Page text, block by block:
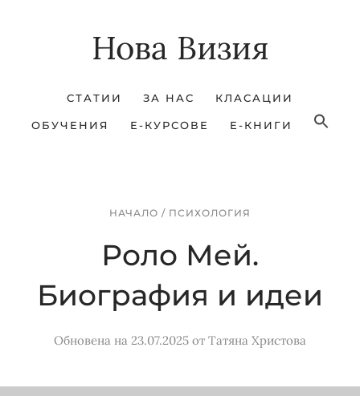
Нова Визия
СТАТИИ ЗА НАС КЛАСАЦИИ
ОБУЧЕНИЯ Е-КУРСОВЕ Е-КНИГИ
НАЧАЛО / ПСИХОЛОГИЯ
Роло Мей.
Биография и идеи
Обновена на 23.07.2025 от Татяна Христова